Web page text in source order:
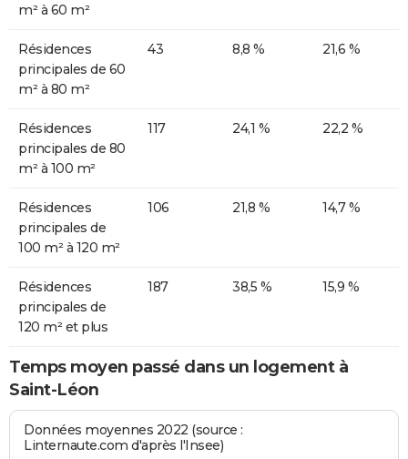
m² à 60 m²
Résidences
principales de 60
m² à 80 m²
43 8,8 % 21,6 %
Résidences
principales de 80
m² à 100 m²
117 24,1 % 22,2 %
Résidences
principales de
100 m² à 120 m²
106 21,8 % 14,7 %
Résidences
principales de
120 m² et plus
187 38,5 % 15,9 %
Temps moyen passé dans un logement à
Saint-Léon
Données moyennes 2022 (source :
Linternaute.com d'après l'Insee)